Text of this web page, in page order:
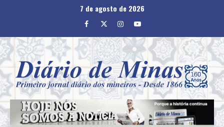
7 de agosto de 2026
Facebook
TwitterInstagram
Youtube